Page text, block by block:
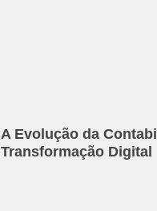
A Evolução da
Transformação Digital